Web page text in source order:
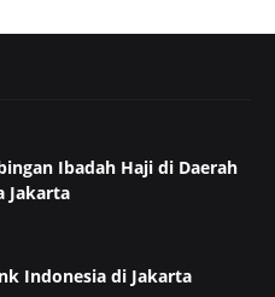
Ibadah Haji di Daerah
Jakarta
Indonesia di Jakarta